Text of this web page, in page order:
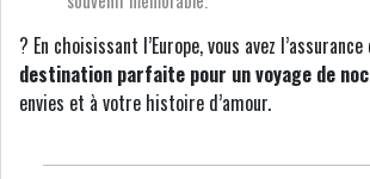
? En choisissant l’Europe, vous avez
destination parfaite pour un voyage de
envies et à votre histoire d’amour.